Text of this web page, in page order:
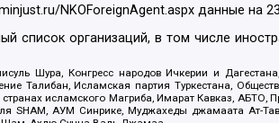
NKOForeignAgent.aspx данные на
список организаций, в том числе
Шура, Конгресс народов Ичкерии и
Талибан, Исламская партия Туркестана,
исламского Магриба, Имарат Кавказ,
SHAM, АУМ Синрике, Муджахеды джамаата Ат-